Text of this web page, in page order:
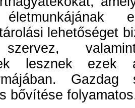
lehetőséget
szervez,
lesznek
Gazdag
bővítése